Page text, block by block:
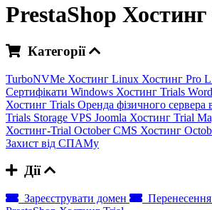
PrestaShop
Категорії
TurboNVMe Хостинг Linux Хостинг Pro
Сертифікати Windows Хостинг Trials
Хостинг Trials Оренда фізичного сервера
Trials Storage VPS Joomla Хостинг Trial
Хостинг-Trial October CMS Хостинг
Захист від СПАМу
Дії
Зареєструвати домен